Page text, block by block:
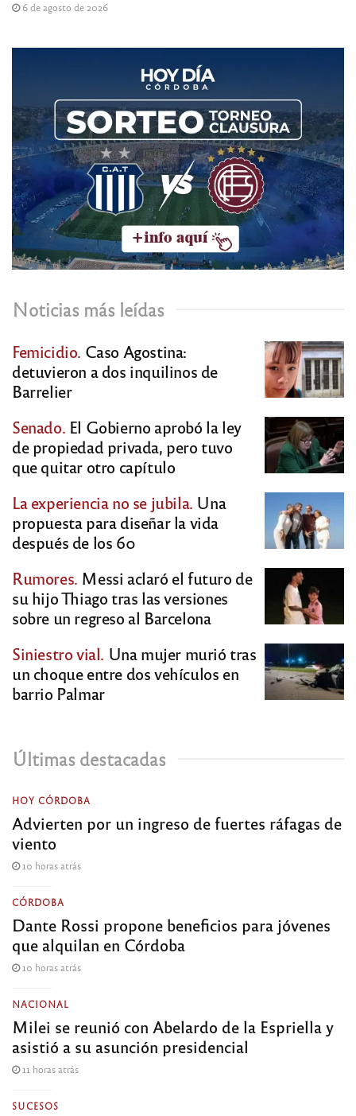
6 de agosto de 2026
Noticias más leídas
Femicidio. Caso Agostina:
detuvieron a dos inquilinos de
Barrelier
Senado. El Gobierno aprobó la ley
de propiedad privada, pero tuvo
que quitar otro capítulo
La experiencia no se jubila. Una
propuesta para diseñar la vida
después de los 60
Rumores. Messi aclaró el futuro de
su hijo Thiago tras las versiones
sobre un regreso al Barcelona
Siniestro vial. Una mujer murió tras
un choque entre dos vehículos en
barrio Palmar
Últimas destacadas
HOY CÓRDOBA
Advierten por un ingreso de fuertes ráfagas de
viento
10 horas atrás
CÓRDOBA
Dante Rossi propone beneficios para jóvenes
que alquilan en Córdoba
10 horas atrás
NACIONAL
Milei se reunió con Abelardo de la Espriella y
asistió a su asunción presidencial
11 horas atrás
SUCESOS